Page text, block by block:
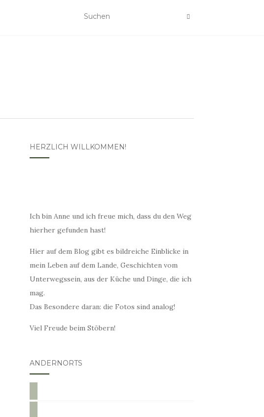
HERZLICH WILLKOMMEN!
Ich bin Anne und ich freue mich, dass du den Weg
hierher gefunden hast!
Hier auf dem Blog gibt es bildreiche Einblicke in
mein Leben auf dem Lande, Geschichten vom
Unterwegssein, aus der Küche und Dinge, die ich
mag.
Das Besondere daran: die Fotos sind analog!
Viel Freude beim Stöbern!
ANDERNORTS